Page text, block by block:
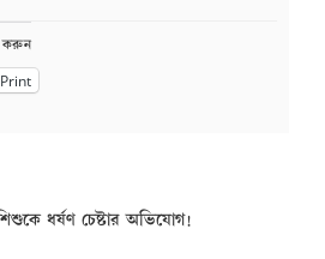
করুন
Print
ধর্ষণ চেষ্টার অভিযোগ!